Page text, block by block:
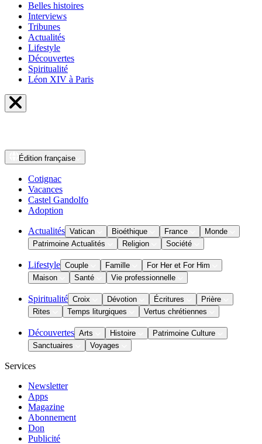
Belles histoires
Interviews
Tribunes
Actualités
Lifestyle
Découvertes
Spiritualité
Léon XIV à Paris
Édition française
Cotignac
Vacances
Castel Gandolfo
Adoption
Actualités Vatican Bioéthique France
Monde
Patrimoine Actualités
Religion Société
Lifestyle Couple Famille
For Her et For Him
Maison
Santé Vie professionnelle
Spiritualité Croix Dévotion Écritures
Prière
Rites
Temps liturgiques Vertus chrétiennes
Découvertes Arts Histoire
Patrimoine Culture
Sanctuaires
Voyages
Services
Newsletter
Apps
Magazine
Abonnement
Don
Publicité